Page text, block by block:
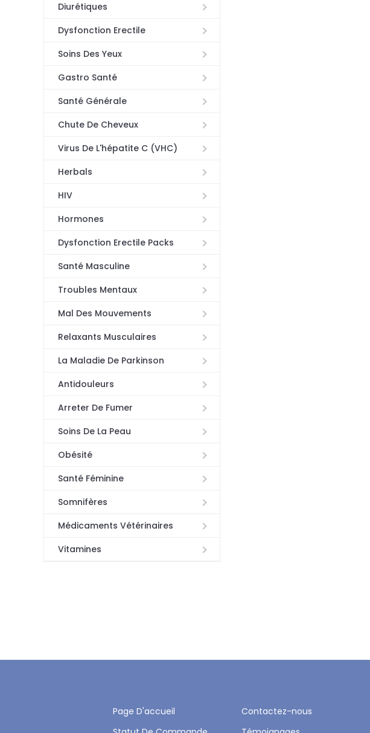
Diurétiques
Dysfonction Erectile
Soins Des Yeux
Gastro Santé
Santé Générale
Chute De Cheveux
Virus De L'hépatite C (VHC)
Herbals
HIV
Hormones
Dysfonction Erectile Packs
Santé Masculine
Troubles Mentaux
Mal Des Mouvements
Relaxants Musculaires
La Maladie De Parkinson
Antidouleurs
Arreter De Fumer
Soins De La Peau
Obésité
Santé Féminine
Somnifères
Médicaments Vétérinaires
Vitamines
Page D'accueil Contactez-nous